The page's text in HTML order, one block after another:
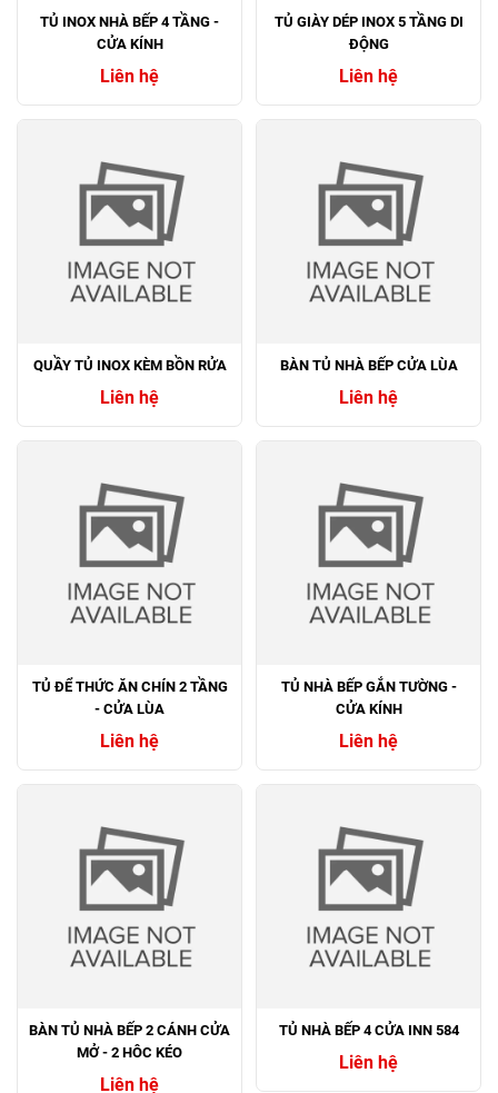
TỦ INOX NHÀ BẾP 4 TẦNG -
CỬA KÍNH
Liên hệ
TỦ GIÀY DÉP INOX 5 TẦNG DI
ĐỘNG
Liên hệ
QUẦY TỦ INOX KÈM BỒN RỬA
Liên hệ
BÀN TỦ NHÀ BẾP CỬA LÙA
Liên hệ
TỦ ĐỂ THỨC ĂN CHÍN 2 TẦNG
- CỬA LÙA
Liên hệ
TỦ NHÀ BẾP GẮN TƯỜNG -
CỬA KÍNH
Liên hệ
BÀN TỦ NHÀ BẾP 2 CÁNH CỬA
MỞ - 2 HÔC KÉO
Liên hệ
TỦ NHÀ BẾP 4 CỬA INN 584
Liên hệ